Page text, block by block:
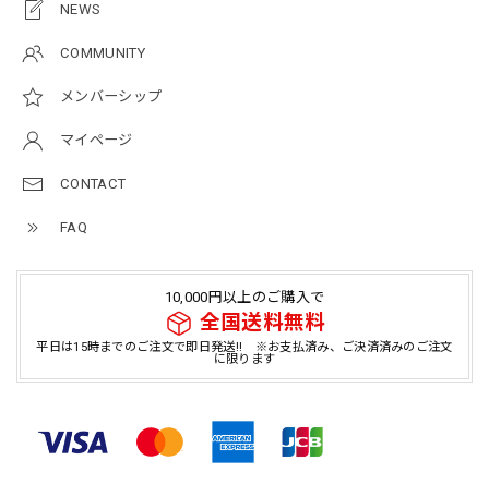
NEWS
COMMUNITY
メンバーシップ
マイページ
CONTACT
FAQ
10,000円以上のご購入で
全国送料無料
平日は15時までのご注文で即日発送!! ※お支払済み、ご決済済みのご注文
に限ります